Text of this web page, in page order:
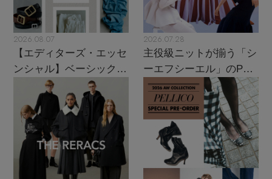
2026.08.07
【エディターズ・エッセ
ンシャル】ベーシックと
トレンドが交差する16の
2026.07.28
主役級ニットが揃う「シ
ーエフシーエル」のPOP
UPがスタート